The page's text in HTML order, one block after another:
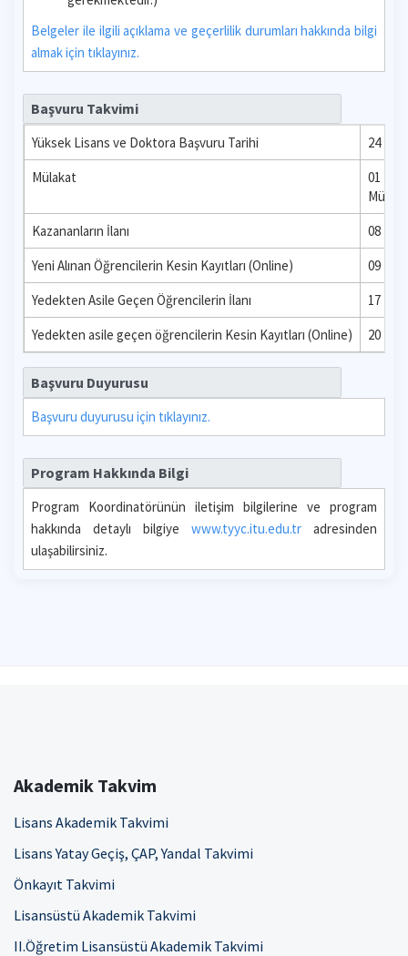
Belgeler ile ilgili açıklama ve geçerlilik durumları hakkında bilgi
almak için tıklayınız.
Başvuru Takvimi
Yüksek Lisans ve Doktora Başvuru Tarihi
24
Mülakat
01 - 03
Kazananların İlanı
08
Yeni Alınan Öğrencilerin Kesin Kayıtları (Online)
09
Yedekten Asile Geçen Öğrencilerin İlanı
17
Yedekten asile geçen öğrencilerin Kesin Kayıtları (Online)
20
Başvuru Duyurusu
Başvuru duyurusu için tıklayınız.
Program Hakkında Bilgi
Program Koordinatörünün iletişim bilgilerine ve program
hakkında detaylı bilgiye www.tyyc.itu.edu.tr adresinden
ulaşabilirsiniz.
Akademik Takvim
Lisans Akademik Takvimi
Lisans Yatay Geçiş, ÇAP, Yandal Takvimi
Önkayıt Takvimi
Lisansüstü Akademik Takvimi
II.Öğretim Lisansüstü Akademik Takvimi